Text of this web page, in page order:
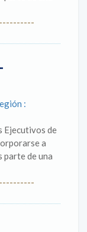
----------
:
Ejecutivos de
a
parte de una
----------